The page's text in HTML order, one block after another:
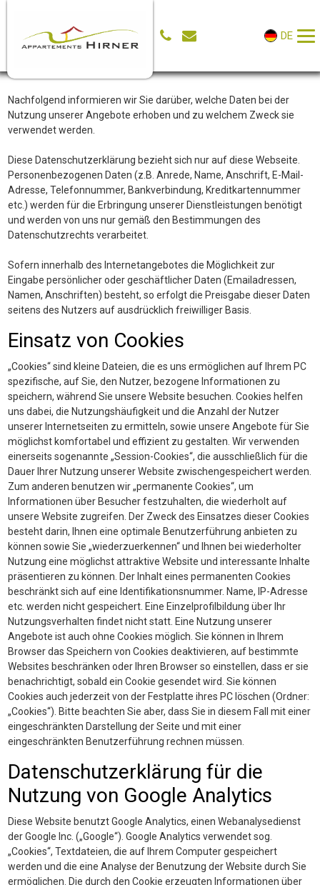
DE
Nachfolgend informieren wir Sie darüber, welche Daten bei der
Nutzung unserer Angebote erhoben und zu welchem Zweck sie
verwendet werden.
Diese Datenschutzerklärung bezieht sich nur auf diese Webseite.
Personenbezogenen Daten (z.B. Anrede, Name, Anschrift, E-Mail-
Adresse, Telefonnummer, Bankverbindung, Kreditkartennummer
etc.) werden für die Erbringung unserer Dienstleistungen benötigt
und werden von uns nur gemäß den Bestimmungen des
Datenschutzrechts verarbeitet.
Sofern innerhalb des Internetangebotes die Möglichkeit zur
Eingabe persönlicher oder geschäftlicher Daten (Emailadressen,
Namen, Anschriften) besteht, so erfolgt die Preisgabe dieser Daten
seitens des Nutzers auf ausdrücklich freiwilliger Basis.
Einsatz von Cookies
„Cookies“ sind kleine Dateien, die es uns ermöglichen auf Ihrem PC
spezifische, auf Sie, den Nutzer, bezogene Informationen zu
speichern, während Sie unsere Website besuchen. Cookies helfen
uns dabei, die Nutzungshäufigkeit und die Anzahl der Nutzer
unserer Internetseiten zu ermitteln, sowie unsere Angebote für Sie
möglichst komfortabel und effizient zu gestalten. Wir verwenden
einerseits sogenannte „Session-Cookies“, die ausschließlich für die
Dauer Ihrer Nutzung unserer Website zwischengespeichert werden.
Zum anderen benutzen wir „permanente Cookies“, um
Informationen über Besucher festzuhalten, die wiederholt auf
unsere Website zugreifen. Der Zweck des Einsatzes dieser Cookies
besteht darin, Ihnen eine optimale Benutzerführung anbieten zu
können sowie Sie „wiederzuerkennen“ und Ihnen bei wiederholter
Nutzung eine möglichst attraktive Website und interessante Inhalte
präsentieren zu können. Der Inhalt eines permanenten Cookies
beschränkt sich auf eine Identifikationsnummer. Name, IP-Adresse
etc. werden nicht gespeichert. Eine Einzelprofilbildung über Ihr
Nutzungsverhalten findet nicht statt. Eine Nutzung unserer
Angebote ist auch ohne Cookies möglich. Sie können in Ihrem
Browser das Speichern von Cookies deaktivieren, auf bestimmte
Websites beschränken oder Ihren Browser so einstellen, dass er sie
benachrichtigt, sobald ein Cookie gesendet wird. Sie können
Cookies auch jederzeit von der Festplatte ihres PC löschen (Ordner:
„Cookies“). Bitte beachten Sie aber, dass Sie in diesem Fall mit einer
eingeschränkten Darstellung der Seite und mit einer
eingeschränkten Benutzerführung rechnen müssen.
Datenschutzerklärung für die
Nutzung von Google Analytics
Diese Website benutzt Google Analytics, einen Webanalysedienst
der Google Inc. („Google“). Google Analytics verwendet sog.
„Cookies“, Textdateien, die auf Ihrem Computer gespeichert
werden und die eine Analyse der Benutzung der Website durch Sie
ermöglichen. Die durch den Cookie erzeugten Informationen über